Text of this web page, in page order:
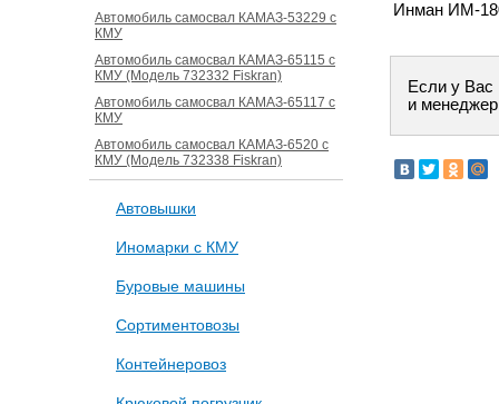
Автомобиль самосвал КАМАЗ-53229 с
КМУ
Автомобиль самосвал КАМАЗ-65115 с
КМУ (Модель 732332 Fiskran)
Автомобиль самосвал КАМАЗ-65117 с
КМУ
Автомобиль самосвал КАМАЗ-6520 с
КМУ (Модель 732338 Fiskran)
Автовышки
Иномарки с КМУ
Буровые машины
Сортиментовозы
Контейнеровоз
Инман ИМ-
Если у Вас
и